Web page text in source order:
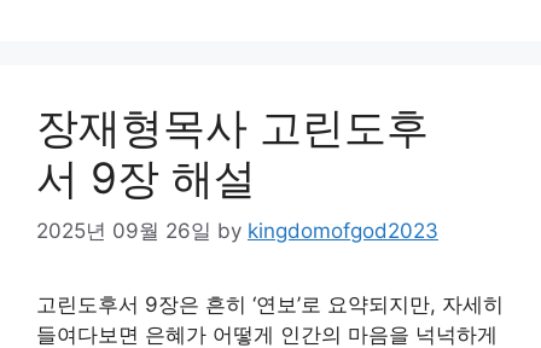
장재형목사 고린도후
서 9장 해설
2025년 09월 26일 by kingdomofgod2023
고린도후서 9장은 흔히 ‘연보’로 요약되지만, 자세히
들여다보면 은혜가 어떻게 인간의 마음을 넉넉하게